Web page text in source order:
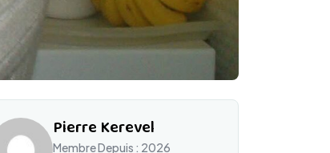
Pierre Kerevel
Membre Depuis : 2026